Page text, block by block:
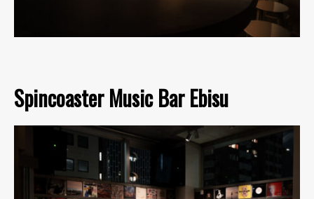
Spincoaster Music Bar Ebisu